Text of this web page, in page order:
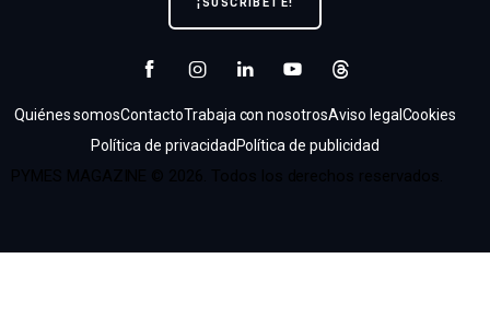
Quiénes somosContactoTrabaja con nosotrosAviso legal Cookies
Política de privacidad Política de publicidad